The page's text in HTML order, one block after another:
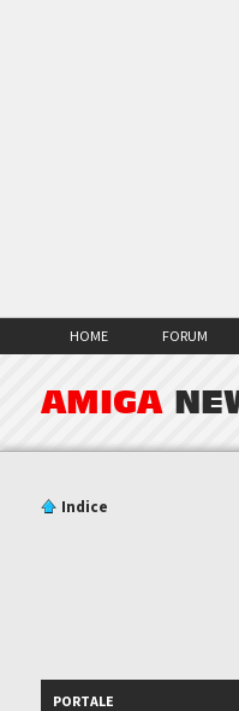
HOME FORUM
AMIGA
Indice
PORTALE